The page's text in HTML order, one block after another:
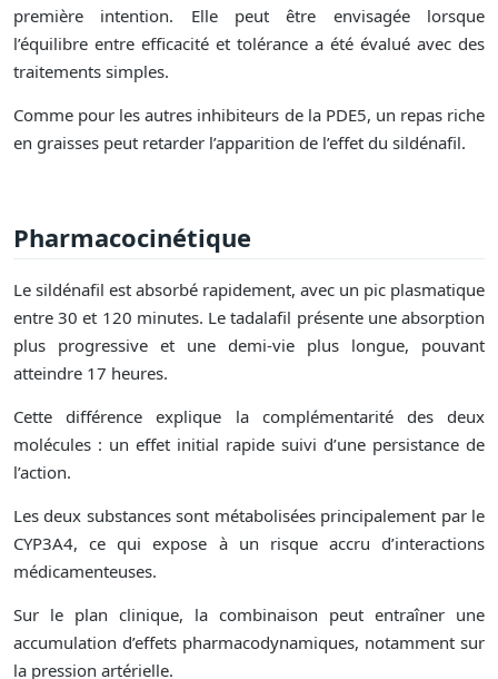
première intention. Elle peut être envisagée lorsque
l’équilibre entre efficacité et tolérance a été évalué avec des
traitements simples.
Comme pour les autres inhibiteurs de la PDE5, un repas riche
en graisses peut retarder l’apparition de l’effet du sildénafil.
Pharmacocinétique
Le sildénafil est absorbé rapidement, avec un pic plasmatique
entre 30 et 120 minutes. Le tadalafil présente une absorption
plus progressive et une demi-vie plus longue, pouvant
atteindre 17 heures.
Cette différence explique la complémentarité des deux
molécules : un effet initial rapide suivi d’une persistance de
l’action.
Les deux substances sont métabolisées principalement par le
CYP3A4, ce qui expose à un risque accru d’interactions
médicamenteuses.
Sur le plan clinique, la combinaison peut entraîner une
accumulation d’effets pharmacodynamiques, notamment sur
la pression artérielle.